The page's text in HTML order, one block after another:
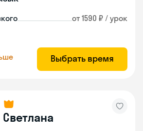
от 1590 ₽ / урок
Выбрать время
Светлана